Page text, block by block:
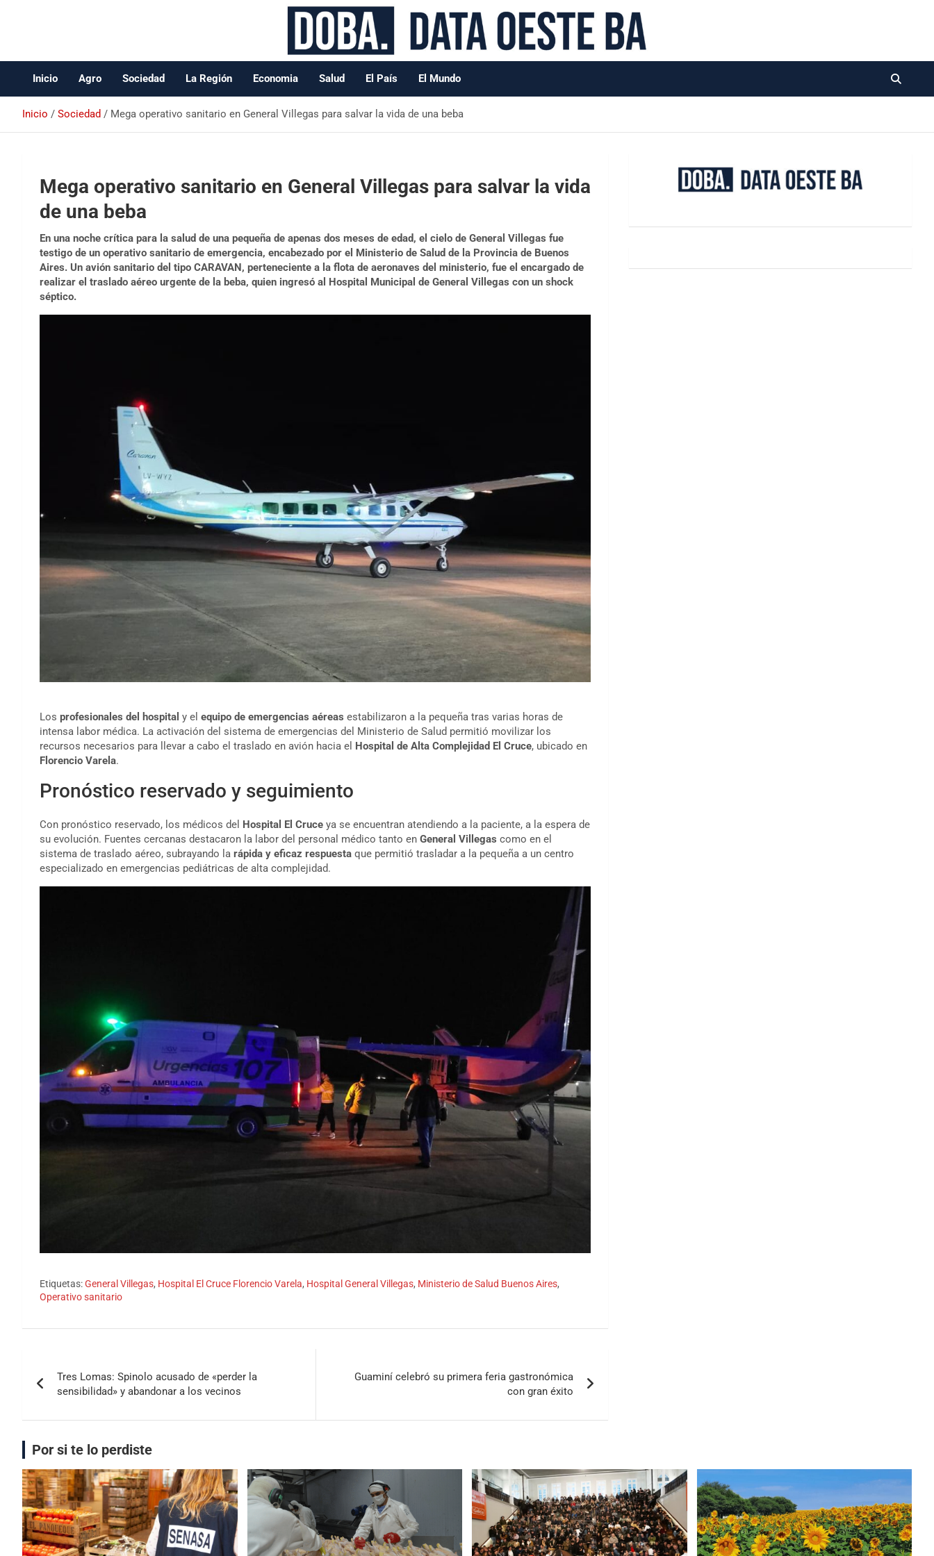
Data Oeste BA
Inicio Agro Sociedad La Región Economia Salud El País El Mundo
Inicio Sociedad Mega operativo sanitario en General Villegas para salvar la vida de una beba
Mega operativo sanitario en General Villegas para salvar la vida
de una beba
En una noche crítica para la salud de una pequeña de apenas dos meses de edad, el cielo de General Villegas fue
testigo de un operativo sanitario de emergencia, encabezado por el Ministerio de Salud de la Provincia de Buenos
Aires. Un avión sanitario del tipo CARAVAN, perteneciente a la flota de aeronaves del ministerio, fue el encargado de
realizar el traslado aéreo urgente de la beba, quien ingresó al Hospital Municipal de General Villegas con un shock
séptico.
Los profesionales del hospital y el equipo de emergencias aéreas estabilizaron a la pequeña tras varias horas de
intensa labor médica. La activación del sistema de emergencias del Ministerio de Salud permitió movilizar los
recursos necesarios para llevar a cabo el traslado en avión hacia el Hospital de Alta Complejidad El Cruce, ubicado en
Florencio Varela.
Pronóstico reservado y seguimiento
Con pronóstico reservado, los médicos del Hospital El Cruce ya se encuentran atendiendo a la paciente, a la espera de
su evolución. Fuentes cercanas destacaron la labor del personal médico tanto en General Villegas como en el
sistema de traslado aéreo, subrayando la rápida y eficaz respuesta que permitió trasladar a la pequeña a un centro
especializado en emergencias pediátricas de alta complejidad.
Etiquetas:General Villegas, Hospital El Cruce Florencio Varela, Hospital General Villegas, Ministerio de Salud Buenos Aires,
Operativo sanitario
Tres Lomas: Spinolo acusado de «perder la
sensibilidad» y abandonar a los vecinos
Guaminí celebró su primera feria gastronómica
con gran éxito
Por si te lo perdiste